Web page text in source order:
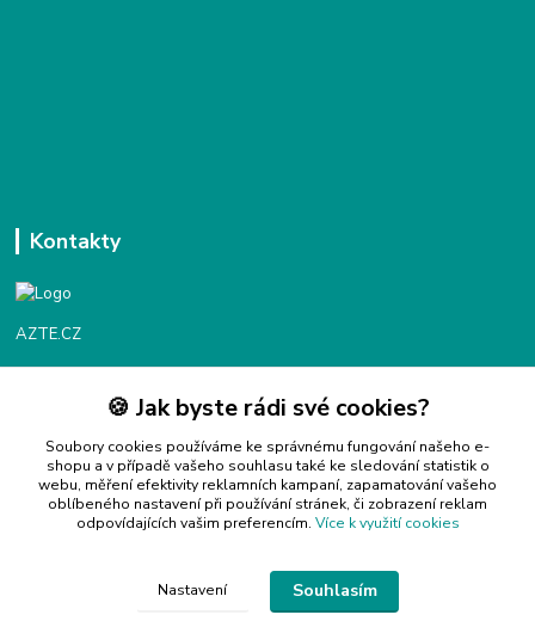
Kontakty
AZTE.CZ
Objednávky / fakturace
Po - Čt 9:00 - 16:00
Info@azte.cz
🍪 Jak byste rádi své cookies?
Soubory cookies používáme ke správnému fungování našeho e-
shopu a v případě vašeho souhlasu také ke sledování statistik o
webu, měření efektivity reklamních kampaní, zapamatování vašeho
oblíbeného nastavení při používání stránek, či zobrazení reklam
odpovídajících vašim preferencím. Více k využití cookies
Nastavení Souhlasím